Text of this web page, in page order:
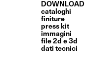
DOWNLOAD
cataloghi
finiture
press kit
immagini
file 2d e 3d
dati tecnici